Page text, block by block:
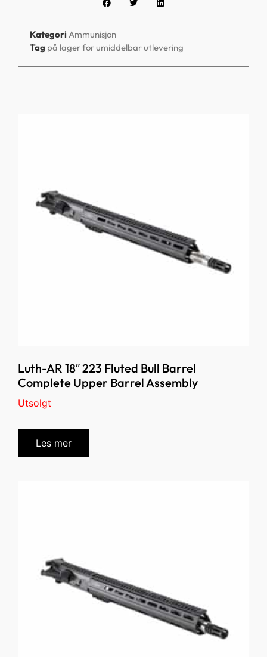
KategoriAmmunisjon
Tag på lager for umiddelbar utlevering
Luth-AR 18″ 223 Fluted Bull Barrel
Complete Upper Barrel Assembly
Utsolgt
Les mer